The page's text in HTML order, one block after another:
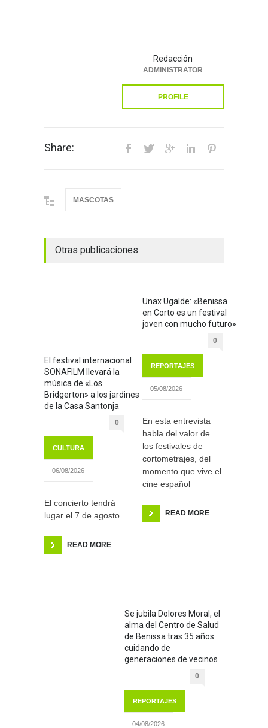
Redacción
ADMINISTRATOR
PROFILE
Share:
MASCOTAS
Otras publicaciones
El festival internacional
SONAFILM llevará la
música de «Los
Bridgerton» a los jardines
de la Casa Santonja
0
CULTURA
06/08/2026
El concierto tendrá
lugar el 7 de agosto
READ MORE
Unax Ugalde: «Benissa
en Corto es un festival
joven con mucho futuro»
0
REPORTAJES
05/08/2026
En esta entrevista
habla del valor de
los festivales de
cortometrajes, del
momento que vive el
cine español
READ MORE
Se jubila Dolores Moral, el
alma del Centro de Salud
de Benissa tras 35 años
cuidando de
generaciones de vecinos
0
REPORTAJES
04/08/2026